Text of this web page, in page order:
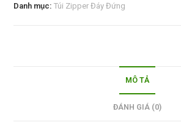
Danh mục:Túi Zipper Đáy Đứng
MÔ TẢ
ĐÁNH GIÁ (0)